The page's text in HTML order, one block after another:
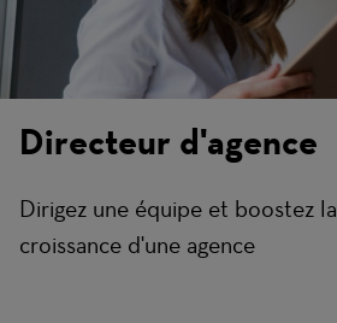
Directeur d'agence
Dirigez une équipe et boostez la
croissance d'une agence